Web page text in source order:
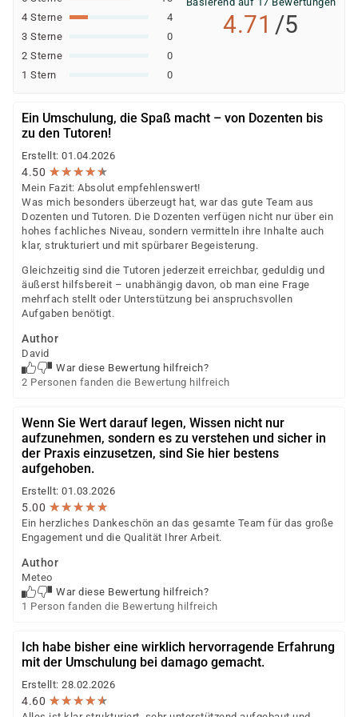
4 Sterne
4
3 Sterne
0
2 Sterne
0
1 Stern
0
4.71 /5
Ein Umschulung, die Spaß macht – von Dozenten bis
zu den Tutoren!
Erstellt: 01.04.2026
4.50 ★★★★★
★★★★★
Mein Fazit: Absolut empfehlenswert!
Was mich besonders überzeugt hat, war das gute Team aus
Dozenten und Tutoren. Die Dozenten verfügen nicht nur über ein
hohes fachliches Niveau, sondern vermitteln ihre Inhalte auch
klar, strukturiert und mit spürbarer Begeisterung.
Gleichzeitig sind die Tutoren jederzeit erreichbar, geduldig und
äußerst hilfsbereit – unabhängig davon, ob man eine Frage
mehrfach stellt oder Unterstützung bei anspruchsvollen
Aufgaben benötigt.
Author
David
War diese Bewertung hilfreich?
2 Personen fanden die Bewertung hilfreich
Wenn Sie Wert darauf legen, Wissen nicht nur
aufzunehmen, sondern es zu verstehen und sicher in
der Praxis einzusetzen, sind Sie hier bestens
aufgehoben.
Erstellt: 01.03.2026
5.00 ★★★★★
★★★★★
Ein herzliches Dankeschön an das gesamte Team für das große
Engagement und die Qualität Ihrer Arbeit.
Author
Meteo
War diese Bewertung hilfreich?
1 Person fanden die Bewertung hilfreich
Ich habe bisher eine wirklich hervorragende Erfahrung
mit der Umschulung bei damago gemacht.
Erstellt: 28.02.2026
4.60 ★★★★★
★★★★★